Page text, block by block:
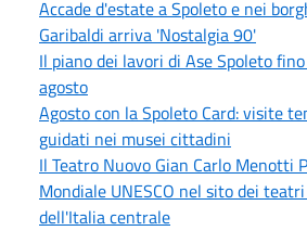
Accade d'estate a Spoleto e nei
Garibaldi arriva 'Nostalgia 90'
Il piano dei lavori di Ase Spoleto
agosto
Agosto con la Spoleto Card: visite
guidati nei musei cittadini
Il Teatro Nuovo Gian Carlo Menotti
Mondiale UNESCO nel sito dei
dell'Italia centrale